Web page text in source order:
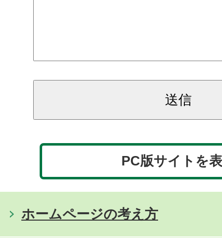
PC版サイトを
ホームページの考え方